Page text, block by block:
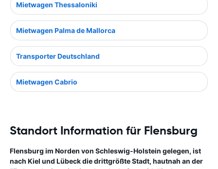
Mietwagen Thessaloniki
Mietwagen Palma de Mallorca
Transporter Deutschland
Mietwagen Cabrio
Standort Information für Flensburg
Flensburg im Norden von Schleswig-Holstein gelegen, ist
nach Kiel und Lübeck die drittgrößte Stadt, hautnah an der